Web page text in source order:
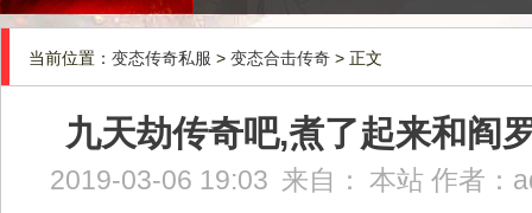
当前位置： 变态传奇私服 > 变态合击传奇 > 正文
九天劫传奇吧,煮了起来和阎
2019-03-06 19:03 来自： 本站 作者：